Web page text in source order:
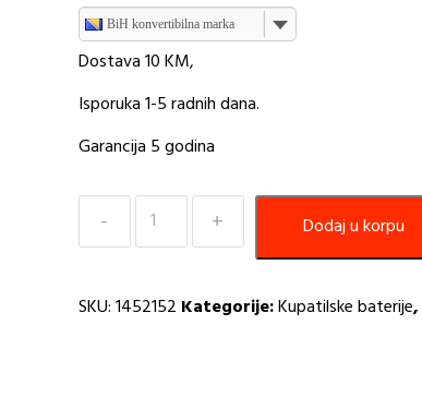
BiH konvertibilna marka
Dostava 10 KM,
Isporuka 1-5 radnih dana.
Garancija 5 godina
Baterija
Inter
Dodaj u korpu
SKU:1452152 Kategorije:Kupatilske baterije,